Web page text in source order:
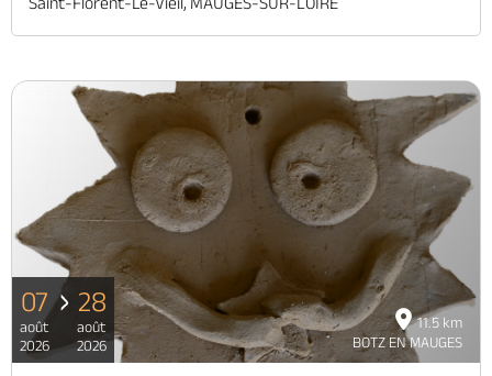
11.5 km
BOTZ EN MAUGES
07
août
2026
28
août
2026